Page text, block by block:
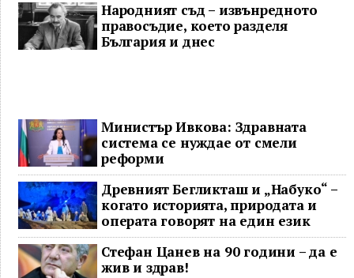
Народният съд – извънредното
правосъдие, което разделя
България и днес
Министър Ивкова: Здравната
система се нуждае от смели
реформи
Древният Бегликташ и „Набуко“ –
когато историята, природата и
операта говорят на един език
Стефан Цанев на 90 години – да е
жив и здрав!